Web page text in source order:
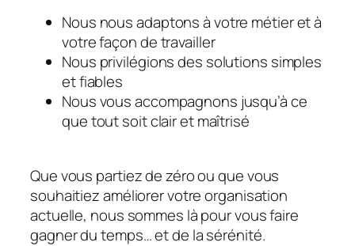
Nous nous adaptons à votre métier et à
votre façon de travailler
Nous privilégions des solutions simples
et fiables
Nous vous accompagnons jusqu’à ce
que tout soit clair et maîtrisé
Que vous partiez de zéro ou que vous
souhaitiez améliorer votre organisation
actuelle, nous sommes là pour vous faire
gagner du temps… et de la sérénité.